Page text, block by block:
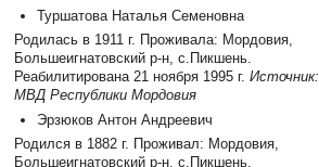
Туршатова Наталья Семеновна
Родилась в 1911 г. Проживала: Мордовия,
Большеигнатовский р-н, с.Пикшень.
Реабилитирована 21 ноября 1995 г.Источник:
МВД Республики Мордовия
Эрзюков Антон Андреевич
Родился в 1882 г. Проживал: Мордовия,
Большеигнатовский р-н, с.Пикшень.